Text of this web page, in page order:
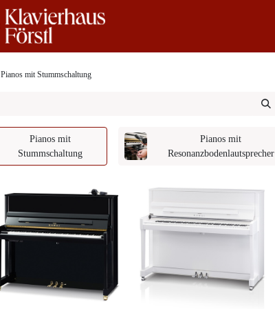
Pianos mit Stummschaltung
Pianos mit
Stummschaltung
Pianos mit
Resonanzbodenlautsprecher